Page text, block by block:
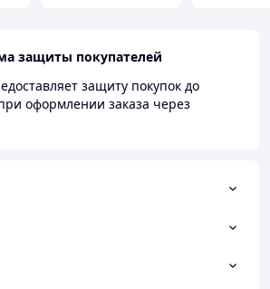
защиты покупателей
защиту покупок до
оформлении заказа через